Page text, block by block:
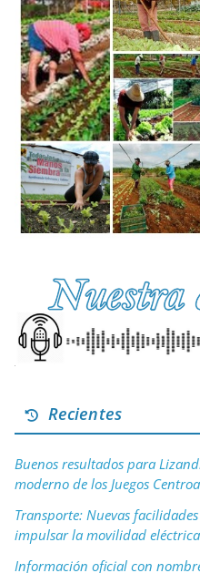
Recientes
Buenos resultados para
moderno de los Juegos
Transporte: Nuevas
impulsar la movilidad
Información oficial con